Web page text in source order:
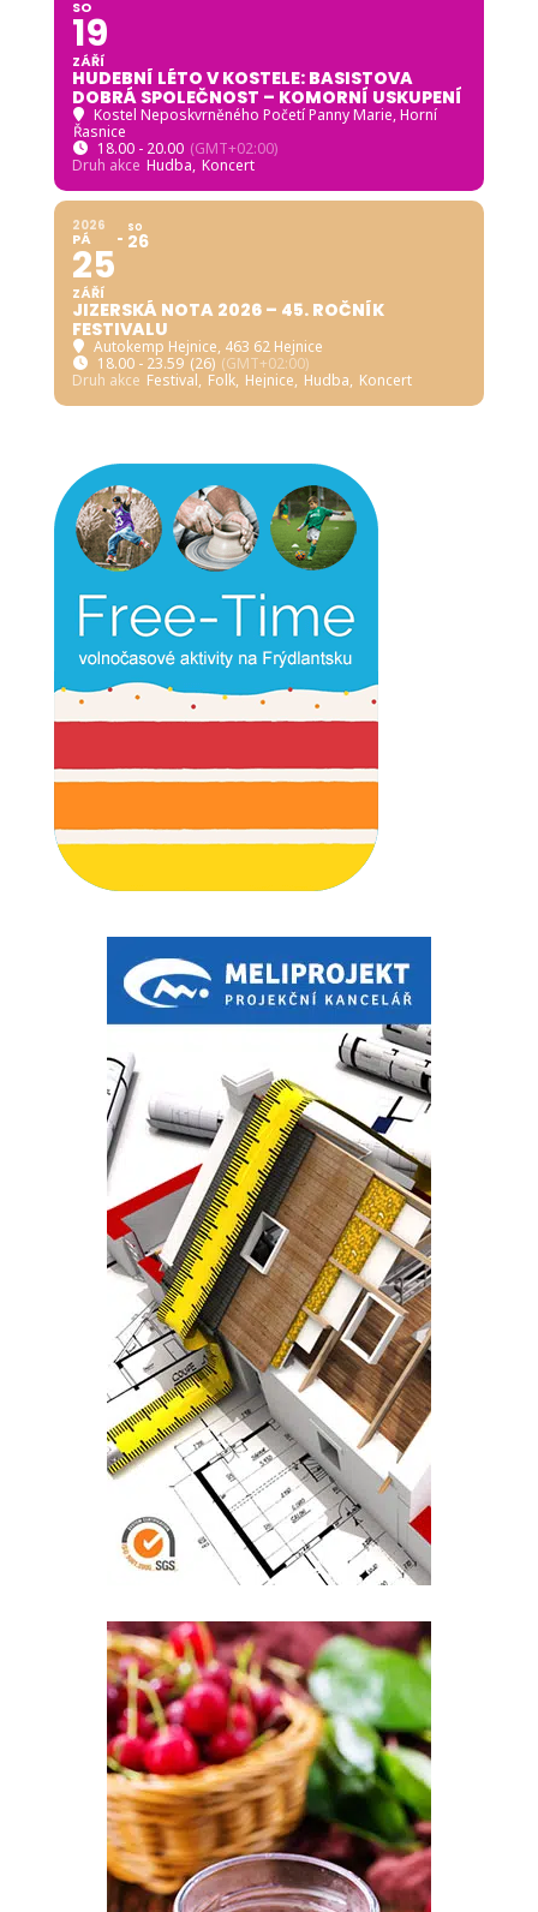
SO
19
ZÁŘÍ
HUDEBNÍ LÉTO V KOSTELE: BASISTOVA
DOBRÁ SPOLEČNOST – KOMORNÍ USKUPENÍ
Kostel Neposkvrněného Početí Panny Marie, Horní
Řasnice
18.00 - 20.00 (GMT+02:00)
Druh akce Hudba, Koncert
2026
PÁ
25
ZÁŘÍ
SO
26
JIZERSKÁ NOTA 2026 – 45. ROČNÍK
FESTIVALU
Autokemp Hejnice, 463 62 Hejnice
18.00 - 23.59 (26) (GMT+02:00)
Druh akce Festival, Folk, Hejnice, Hudba, Koncert